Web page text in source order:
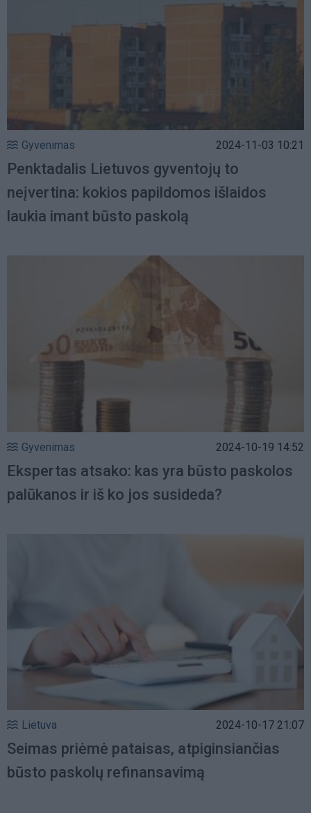
Gyvenimas 2024-11-03 10:21
Penktadalis Lietuvos gyventojų to
neįvertina: kokios papildomos išlaidos
laukia imant būsto paskolą
Gyvenimas 2024-10-19 14:52
Ekspertas atsako: kas yra būsto paskolos
palūkanos ir iš ko jos susideda?
Lietuva 2024-10-17 21:07
Seimas priėmė pataisas, atpiginsiančias
būsto paskolų refinansavimą